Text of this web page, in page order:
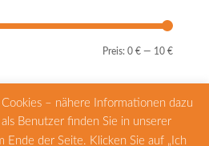
Min.
Max.
Preis:0 € — 10 €
Versandarten
– nähere Informationen dazu
Benutzer finden Sie in unserer
Ende der Seite. Klicken Sie auf „Ich